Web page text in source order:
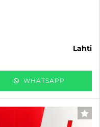
lahti
WHATSAPP